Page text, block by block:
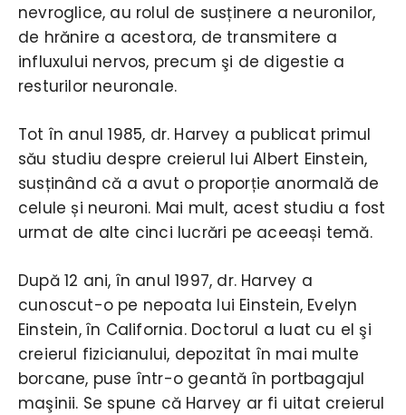
nevroglice, au rolul de susținere a neuronilor,
de hrănire a acestora, de transmitere a
influxului nervos, precum şi de digestie a
resturilor neuronale.
Tot în anul 1985, dr. Harvey a publicat primul
său studiu despre creierul lui Albert Einstein,
susținând că a avut o proporție anormală de
celule și neuroni. Mai mult, acest studiu a fost
urmat de alte cinci lucrări pe aceeași temă.
După 12 ani, în anul 1997, dr. Harvey a
cunoscut-o pe nepoata lui Einstein, Evelyn
Einstein, în California. Doctorul a luat cu el şi
creierul fizicianului, depozitat în mai multe
borcane, puse într-o geantă în portbagajul
maşinii. Se spune că Harvey ar fi uitat creierul